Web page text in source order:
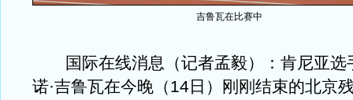
吉鲁瓦在比赛中
国际在线消息（记者孟毅）：肯尼亚选
诺·吉鲁瓦在今晚（14日）刚刚结束的北京